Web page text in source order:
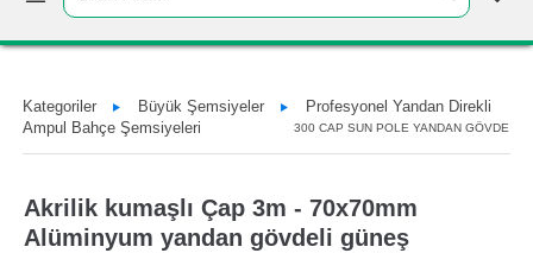
Kategoriler Büyük Şemsiyeler
Profesyonel Yandan Direkli
Ampul Bahçe Şemsiyeleri
300 CAP SUN POLE YANDAN GÖVDE
Akrilik kumaşlı Çap 3m - 70x70mm
Alüminyum yandan gövdeli güneş